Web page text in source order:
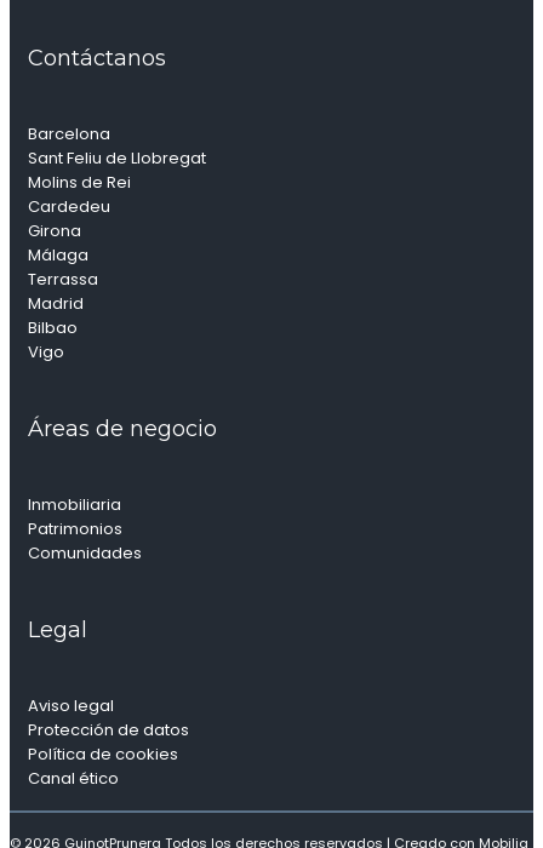
Contáctanos
Barcelona
Sant Feliu de Llobregat
Molins de Rei
Cardedeu
Girona
Málaga
Terrassa
Madrid
Bilbao
Vigo
Áreas de negocio
Inmobiliaria
Patrimonios
Comunidades
Legal
Aviso legal
Protección de datos
Política de cookies
Canal ético
© 2026 GuinotPrunera Todos los derechos reservados | Creado con Mobilia